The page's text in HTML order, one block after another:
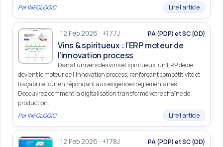
ParINFOLOGIC Lire l’article
12 Feb 2026 · +177J PA (PDP) et SC (OD)
Vins & spiritueux : l’ERP moteur de
l’innovation process
Dans l’univers des vins et spiritueux, un ERP dédié
devient le moteur de l’innovation process, renforçant compétitivité et
traçabilité tout en répondant aux exigences réglementaires.
Découvrez comment la digitalisation transforme votre chaîne de
production.
ParINFOLOGIC Lire l’article
12 Feb 2026 · +178J PA (PDP) et SC (OD)